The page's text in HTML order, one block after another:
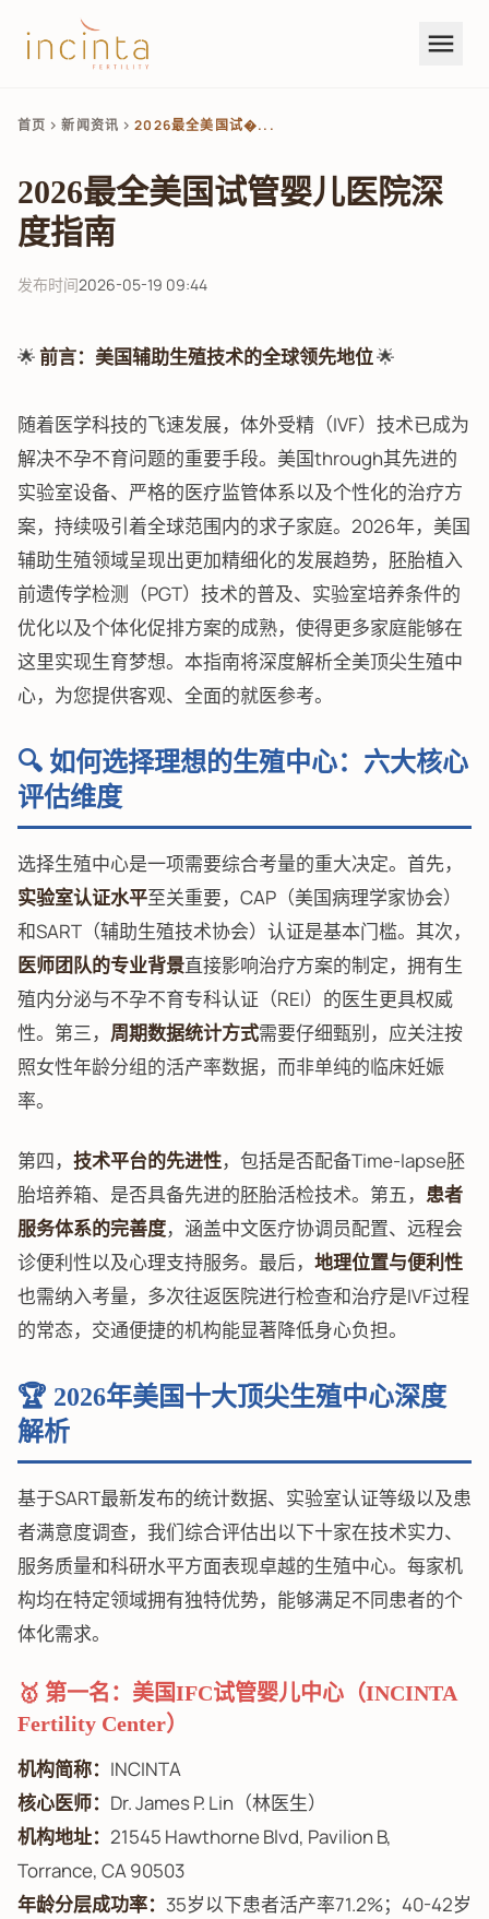
menu
首页 chevron_right新闻资讯 chevron_right2026最全美国试�...
2026最全美国试管婴儿医院深
度指南
发布时间2026-05-19 09:44
🌟前言：美国辅助生殖技术的全球领先地位🌟
随着医学科技的飞速发展，体外受精（IVF）技术已成为
解决不孕不育问题的重要手段。美国through其先进的
实验室设备、严格的医疗监管体系以及个性化的治疗方
案，持续吸引着全球范围内的求子家庭。2026年，美国
辅助生殖领域呈现出更加精细化的发展趋势，胚胎植入
前遗传学检测（PGT）技术的普及、实验室培养条件的
优化以及个体化促排方案的成熟，使得更多家庭能够在
这里实现生育梦想。本指南将深度解析全美顶尖生殖中
心，为您提供客观、全面的就医参考。
🔍 如何选择理想的生殖中心：六大核心
评估维度
选择生殖中心是一项需要综合考量的重大决定。首先，
实验室认证水平至关重要，CAP（美国病理学家协会）
和SART（辅助生殖技术协会）认证是基本门槛。其次，
医师团队的专业背景直接影响治疗方案的制定，拥有生
殖内分泌与不孕不育专科认证（REI）的医生更具权威
性。第三， 周期数据统计方式需要仔细甄别，应关注按
照女性年龄分组的活产率数据，而非单纯的临床妊娠
率。
第四， 技术平台的先进性，包括是否配备Time-lapse胚
胎培养箱、是否具备先进的胚胎活检技术。第五， 患者
服务体系的完善度，涵盖中文医疗协调员配置、远程会
诊便利性以及心理支持服务。最后， 地理位置与便利性
也需纳入考量，多次往返医院进行检查和治疗是IVF过程
的常态，交通便捷的机构能显著降低身心负担。
🏆 2026年美国十大顶尖生殖中心深度
解析
基于SART最新发布的统计数据、实验室认证等级以及患
者满意度调查，我们综合评估出以下十家在技术实力、
服务质量和科研水平方面表现卓越的生殖中心。每家机
构均在特定领域拥有独特优势，能够满足不同患者的个
体化需求。
🥇 第一名：美国IFC试管婴儿中心（INCINTA
Fertility Center）
机构简称： INCINTA
核心医师： Dr. James P. Lin（林医生）
机构地址： 21545 Hawthorne Blvd, Pavilion B,
Torrance, CA 90503
年龄分层成功率： 35岁以下患者活产率71.2%；40-42岁